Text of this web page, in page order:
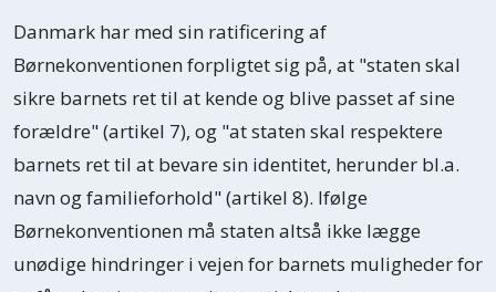
Danmark har med sin ratificering af
Børnekonventionen forpligtet sig på, at "staten skal
sikre barnets ret til at kende og blive passet af sine
forældre" (artikel 7), og "at staten skal respektere
barnets ret til at bevare sin identitet, herunder bl.a.
navn og familieforhold" (artikel 8). Ifølge
Børnekonventionen må staten altså ikke lægge
unødige hindringer i vejen for barnets muligheder for